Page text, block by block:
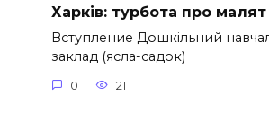
Харків: турбота про малят
Вступление Дошкільний
заклад (ясла-садок)
0 21